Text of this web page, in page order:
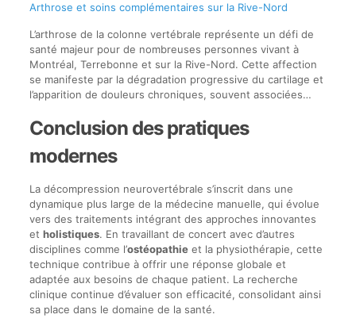
Arthrose et soins complémentaires sur la Rive-Nord
L’arthrose de la colonne vertébrale représente un défi de
santé majeur pour de nombreuses personnes vivant à
Montréal, Terrebonne et sur la Rive-Nord. Cette affection
se manifeste par la dégradation progressive du cartilage et
l’apparition de douleurs chroniques, souvent associées…
Conclusion des pratiques
modernes
La décompression neurovertébrale s’inscrit dans une
dynamique plus large de la médecine manuelle, qui évolue
vers des traitements intégrant des approches innovantes
et holistiques. En travaillant de concert avec d’autres
disciplines comme l’ostéopathieet la physiothérapie, cette
technique contribue à offrir une réponse globale et
adaptée aux besoins de chaque patient. La recherche
clinique continue d’évaluer son efficacité, consolidant ainsi
sa place dans le domaine de la santé.